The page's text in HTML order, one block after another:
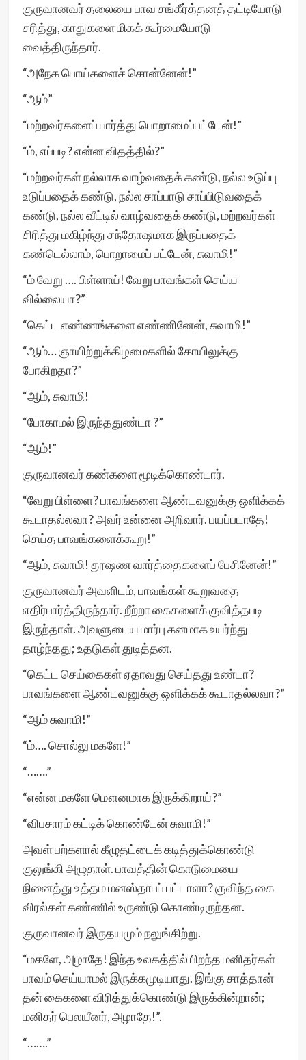
குருவானவர் தலையை பாவ சங்கீர்த்தனத் தட்டியோடு
சரித்து, காதுகளை மிகக் கூர்மையோடு
வைத்திருந்தார்.
“அநேக பொய்களைச் சொன்னேன்!”
“ஆம்”
“மற்றவர்களைப் பார்த்து பொறாமைப்பட்டேன்!”
“ம், எப்படி? என்ன விதத்தில்?”
“மற்றவர்கள் நல்லாக வாழ்வதைக் கண்டு, நல்ல உடுப்பு
உடுப்பதைக் கண்டு, நல்ல சாப்பாடு சாப்பிடுவதைக்
கண்டு, நல்ல வீட்டில் வாழ்வதைக் கண்டு, மற்றவர்கள்
சிரித்து மகிழ்ந்து சந்தோஷமாக இருப்பதைக்
கண்டெல்லாம், பொறாமைப் பட்டேன், சுவாமி!”
“ம் வேறு …. பிள்ளாய்! வேறு பாவங்கள் செய்ய
வில்லையா?”
“கெட்ட எண்ணங்களை எண்ணினேன், சுவாமி!”
“ஆம்… ஞாயிற்றுக்கிழமைகளில் கோயிலுக்கு
போகிறதா?”
“ஆம், சுவாமி!
“போகாமல் இருந்ததுண்டா ?”
“ஆம்!”
குருவானவர் கண்களை மூடிக்கொண்டார்.
“வேறு பிள்ளை? பாவங்களை ஆண்டவனுக்கு ஒளிக்கக்
கூடாதல்லவா? அவர் உன்னை அறிவார். பயப்படாதே!
செய்த பாவங்களைக்கூறு!”
“ஆம், சுவாமி! தூஷண வார்த்தைகளைப் பேசினேன்!”
குருவானவர் அவளிடம், பாவங்கள் கூறுவதை
எதிர்பார்த்திருந்தார். றீற்றா கைகளைக் குவித்தபடி
இருந்தாள். அவளுடைய மார்பு கனமாக உயர்ந்து
தாழ்ந்தது; உதடுகள் துடித்தன.
“கெட்ட செய்கைகள் ஏதாவது செய்தது உண்டா?
பாவங்களை ஆண்டவனுக்கு ஒளிக்கக் கூடாதல்லவா?”
“ஆம் சுவாமி!”
“ம்…. சொல்லு மகளே!”
“…….”
“என்ன மகளே மௌனமாக இருக்கிறாய்?”
“விபசாரம் கட்டிக் கொண்டேன் சுவாமி!”
அவள் பற்களால் கீழுதட்டைக் கடித்துக்கொண்டு
குலுங்கி அழுதாள். பாவத்தின் கொடுமையை
நினைத்து உத்தம மனஸ்தாபப் பட்டாளா? குவிந்த கை
விரல்கள் கண்ணில் உருண்டு கொண்டிருந்தன.
குருவானவர் இருதயமும் நலுங்கிற்று.
“மகளே, அழாதே! இந்த உலகத்தில் பிறந்த மனிதர்கள்
பாவம் செய்யாமல் இருக்கமுடியாது. இங்கு சாத்தான்
தன் கைகளை விரித்துக்கொண்டு இருக்கின்றான்;
மனிதர் பெலயீனர், அழாதே!”.
“…….”